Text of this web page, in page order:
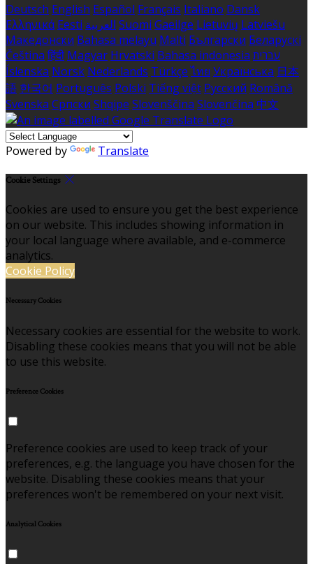
Deutsch English Español Français Italiano Dansk
Ελληνικά Eesti العربية Suomi Gaeilge Lietuvių Latviešu
Македонски Bahasa melayu Malti Български Беларускі
Čeština हिंदी Magyar Hrvatski Bahasa indonesia עברית
Íslenska Norsk Nederlands Türkçe ไทย Українська 日本
語 한국어 Português Polski Tiếng việt Русский Română
Svenska Српски Shqipe Slovenščina Slovenčina 中文
Powered by Translate
Cookie Settings
Cookies are used to ensure you get the best experience
on our website. This includes showing information in
your local language where available, and e-commerce
analytics.
Cookie Policy
Necessary Cookies
Necessary cookies are essential for the website to work.
Disabling these cookies means that you will not be able
to use this website.
Preference Cookies
Preference cookies are used to keep track of your
preferences, e.g. the language you have chosen for the
website. Disabling these cookies means that your
preferences won't be remembered on your next visit.
Analytical Cookies